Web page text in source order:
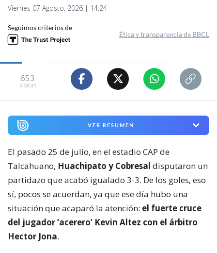
Viernes 07 Agosto, 2026 | 14:24
Seguimos criterios de
Ética y transparencia de BBCL
653
visitas
VER RESUMEN
El pasado 25 de julio, en el estadio CAP de
Talcahuano, Huachipato y Cobresal disputaron un
partidazo que acabó igualado 3-3. De los goles, eso
sí, pocos se acuerdan, ya que ese día hubo una
situación que acaparó la atención: el fuerte cruce
del jugador ‘acerero’ Kevin Altez con el árbitro
Hector Jona.